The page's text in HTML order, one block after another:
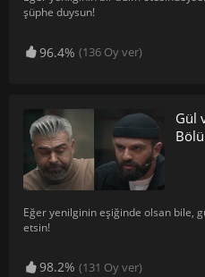
şüphe duysun!
96.4% (136 Oy ver)
Gül
Eğer yenilginin eşiğinde olsan bile,
etsin!
98.2% (131 Oy ver)